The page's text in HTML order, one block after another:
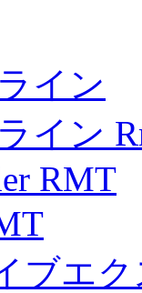
イン
イン
RMT
ブエ